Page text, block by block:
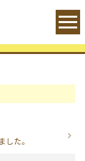
Veterinary
た。